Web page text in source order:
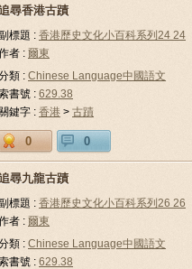
尋香港古蹟
標題 : 香港歷史文化小百科系列24 24
者 : 爾東
類 : Chinese Language中國語文
書號 : 629.38
關鍵字 : 香港 > 古蹟
0 0
尋九龍古蹟
標題 : 香港歷史文化小百科系列26 26
者 : 爾東
類 : Chinese Language中國語文
書號 : 629.38